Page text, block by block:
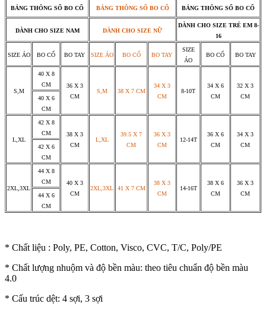
BẢNG THÔNG SỐ BO CỔ BẢNG THÔNG SỐ BO CỔ BẢNG THÔNG SỐ BO CỔ
DÀNH CHO SIZE NAM DÀNH CHO SIZE NỮ
DÀNH CHO SIZE TRẺ EM 8-
16
SIZE ÁO BO CỔ BO TAY SIZE ÁO BO CỔ BO TAY
SIZE
ÁO
BO CỔ BO TAY
S,M
40 X 8
CM
36 X 3
CM
S,M 38 X 7 CM
34 X 3
CM
8-10T
34 X 6
CM
32 X 3
CM
40 X 6
CM
L,XL
42 X 8
CM
38 X 3
CM
L,XL
39.5 X 7
CM
36 X 3
CM
12-14T
36 X 6
CM
34 X 3
CM
42 X 6
CM
2XL,3XL
44 X 8
CM
40 X 3
CM
2XL,3XL 41 X 7 CM
38 X 3
CM
14-16T
38 X 6
CM
36 X 3
CM
44 X 6
CM
* Chất liệu : Poly, PE, Cotton, Visco, CVC, T/C, Poly/PE
* Chất lượng nhuộm và độ bền màu: theo tiêu chuẩn độ bền màu
4.0
* Cấu trúc dệt: 4 sợi, 3 sợi